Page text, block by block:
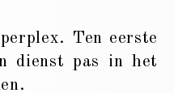
Ten eerste
dienst pas in het